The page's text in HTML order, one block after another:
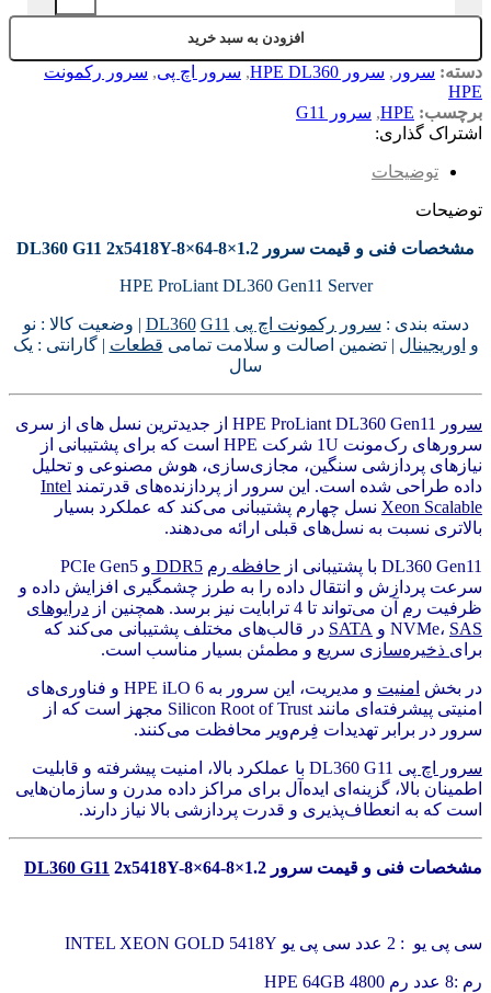
افزودن به سبد خرید
دسته: سرور , سرور HPE DL360 , سرور اچ پی, سرور رکمونت
HPE
برچسب: HPE
, سرور G11
اشتراک گذاری:
توضیحات
توضیحات
مشخصات فنی و قیمت سرور DL360 G11 2x5418Y-8×64-8×1.2
HPE ProLiant DL360 Gen11 Server
دسته بندی : سرور رکمونت اچ پی DL360 G11
| وضعیت کالا : نو
و اوریجینال | تضمین اصالت و سلامت تمامی قطعات | گارانتی : یک
سال
سرور
HPE ProLiant DL360 Gen11 از جدیدترین نسل های از سری
سرورهای رک‌مونت 1U شرکت HPE است که برای پشتیبانی از
نیازهای پردازشی سنگین، مجازی‌سازی، هوش مصنوعی و تحلیل
داده طراحی شده است. این سرور از پردازنده‌های قدرتمند Intel
Xeon Scalable نسل چهارم پشتیبانی می‌کند که عملکرد بسیار
بالاتری نسبت به نسل‌های قبلی ارائه می‌دهند.
DL360 Gen11 با پشتیبانی از حافظه رم DDR5
و PCIe Gen5
سرعت پردازش و انتقال داده را به طرز چشمگیری افزایش داده و
ظرفیت رم آن می‌تواند تا 4 ترابایت نیز برسد. همچنین از
درایوهای
NVMe، SAS و SATA در قالب‌های مختلف پشتیبانی می‌کند که
برای ذخیره‌سازی سریع و مطمئن بسیار مناسب است.
در بخش امنیت
و مدیریت، این سرور به HPE iLO 6 و فناوری‌های
امنیتی پیشرفته‌ای مانند Silicon Root of Trust مجهز است که از
سرور در برابر تهدیدات فِرم‌ویر محافظت می‌کنند.
سرور اچ پی
DL360 G11 با عملکرد بالا، امنیت پیشرفته و قابلیت
اطمینان بالا، گزینه‌ای ایده‌آل برای مراکز داده مدرن و سازمان‌هایی
است که به انعطاف‌پذیری و قدرت پردازشی بالا نیاز دارند.
مشخصات فنی و قیمت سرور DL360 G11 2x5418Y-8×64-8×1.2
سی پی یو : 2 عدد سی پی یو INTEL XEON GOLD 5418Y
رم :8 عدد رم HPE 64GB 4800